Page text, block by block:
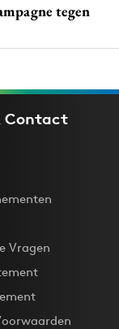
tegen
Contact
Vragen